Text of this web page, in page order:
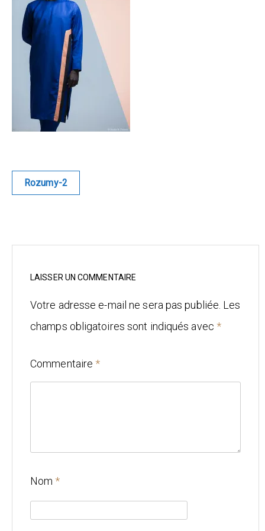
Blue
Equilibre
Renaissance
Afrofuturiste
Sunustreet
Fashion
Industrielle
Mariage
Architecture
Navigation
Rozumy-2
LAISSER UN COMMENTAIRE
Votre adresse e-mail ne sera pas publiée. Les
champs obligatoires sont indiqués avec *
Commentaire *
Nom *